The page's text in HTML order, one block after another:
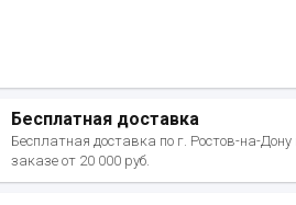
Бесплатная доставка
Бесплатная доставка по г. Ростов-на-Дону
заказе от 20 000 руб.